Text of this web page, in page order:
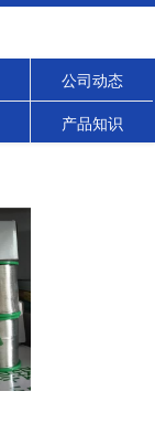
公司动态
产品知识